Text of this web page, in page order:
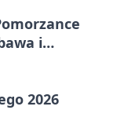
i
2026